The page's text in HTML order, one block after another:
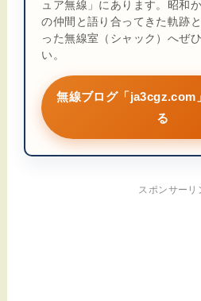
ュア無線」にあります。昭和
の仲間と語り合ってきた軌跡
った無線室（シャック）へぜ
い。
無線ブログ「ja3cgz.com
る
スポンサーリ